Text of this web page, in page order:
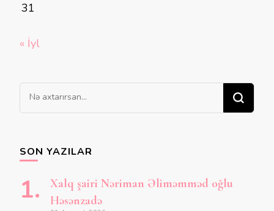
31
« İyl
Bir
şey
SON YAZILAR
Xalq şairi Nəriman Əliməmməd oğlu
Həsənzadə